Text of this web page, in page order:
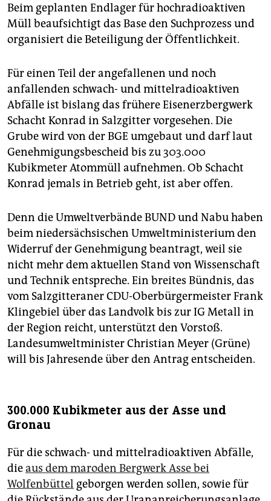
Beim geplanten Endlager für hochradioaktiven
Müll beaufsichtigt das Base den Suchprozess und
organisiert die Beteiligung der Öffentlichkeit.
Für einen Teil der angefallenen und noch
anfallenden schwach- und mittelradioaktiven
Abfälle ist bislang das frühere Eisenerzbergwerk
Schacht Konrad in Salzgitter vorgesehen. Die
Grube wird von der BGE umgebaut und darf laut
Genehmigungsbescheid bis zu 303.000
Kubikmeter Atommüll aufnehmen. Ob Schacht
Konrad jemals in Betrieb geht, ist aber offen.
Denn die Umweltverbände BUND und Nabu haben
beim niedersächsischen Umweltministerium den
Widerruf der Genehmigung beantragt, weil sie
nicht mehr dem aktuellen Stand von Wissenschaft
und Technik entspreche. Ein breites Bündnis, das
vom Salzgitteraner CDU-Oberbürgermeister Frank
Klingebiel über das Landvolk bis zur IG Metall in
der Region reicht, unterstützt den Vorstoß.
Landesumweltminister Christian Meyer (Grüne)
will bis Jahresende über den Antrag entscheiden.
300.000 Kubikmeter aus der Asse und
Gronau
Für die schwach- und mittelradioaktiven Abfälle,
dieaus dem maroden Bergwerk Asse bei
Wolfenbüttel geborgen werden sollen, sowie für